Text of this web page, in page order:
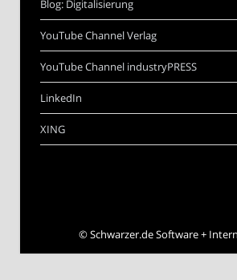
Blog: Digitalisierung
YouTube Channel Verlag
YouTube Channel industryPRESS
LinkedIn
XING
©Schwarzer.de Software +